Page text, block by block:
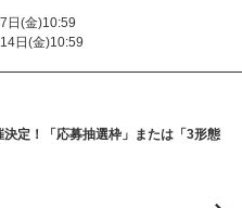
日(金)10:59
日(金)10:59
定！「応募抽選枠」または「3形態